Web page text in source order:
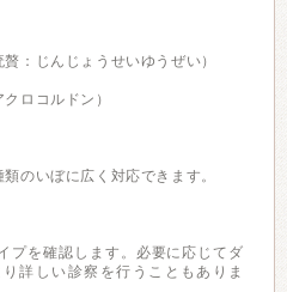
：じんじょうせいゆうぜい）
ロコルドン）
のいぼに広く対応できます。
プを確認します。必要に応じてダ
詳しい診察を行うこともありま